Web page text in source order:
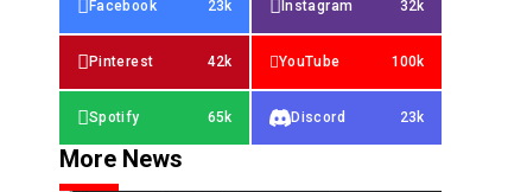
Facebook 23k Instagram 32k
Pinterest 42k YouTube 100k
Spotify 65k Discord 23k
More News